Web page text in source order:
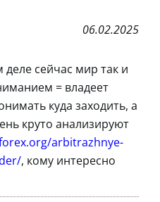
06.02.2025
деле сейчас мир так и
= владеет
куда заходить, а
круто анализируют
arbitrazhnye-
, кому интересно